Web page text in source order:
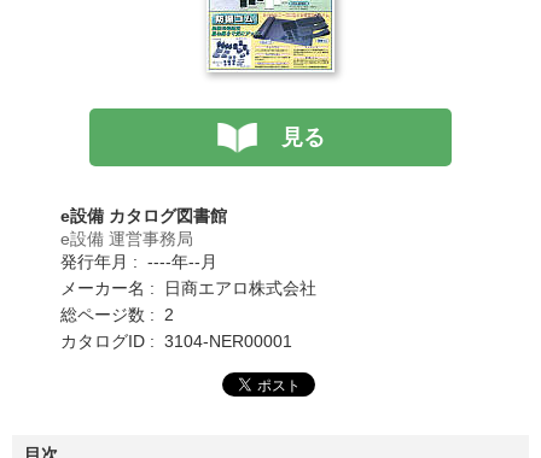
見る
e設備 カタログ図書館
e設備 運営事務局
発行年月 : ----年--月
メーカー名 : 日商エアロ株式会社
総ページ数 : 2
カタログID : 3104-NER00001
目次